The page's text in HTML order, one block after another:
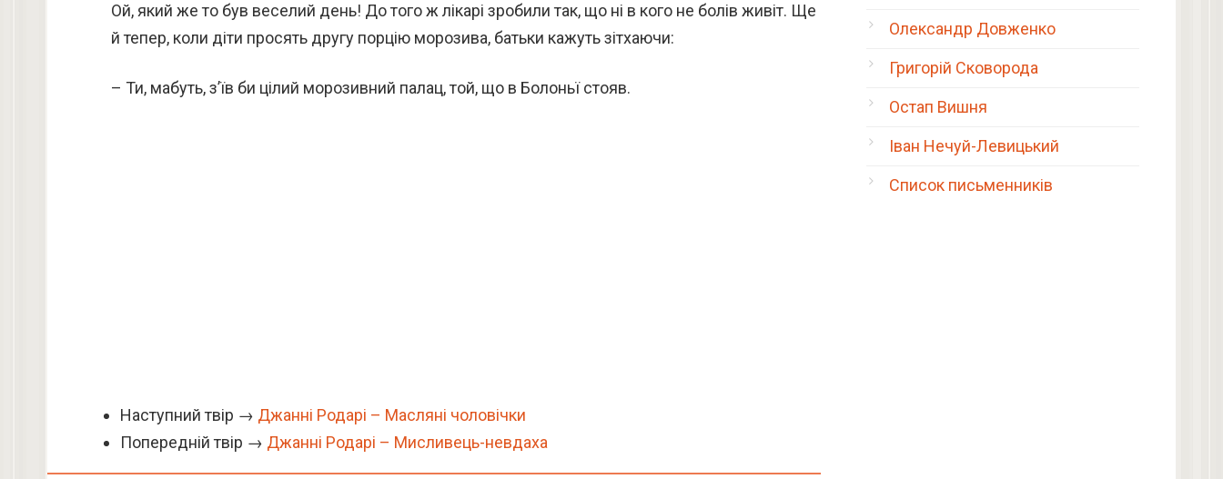
Ой, який же то був веселий день! До того ж лікарі зробили так, що ні в кого не болів живіт. Ще
й тепер, коли діти просять другу порцію морозива, батьки кажуть зітхаючи:
– Ти, мабуть, з’їв би цілий морозивний палац, той, що в Болоньї стояв.
Наступний твір → Джанні Родарі – Масляні чоловічки
Попередній твір → Джанні Родарі – Мисливець-невдаха
Олександр Довженко
Григорій Сковорода
Остап Вишня
Іван Нечуй-Левицький
Список письменників